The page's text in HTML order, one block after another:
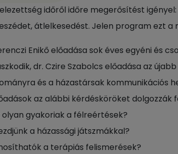
időről időre megerősítést
átlelkesedést. Jelen program ezt a
Enikő előadása sok éves egyéni és
dr. Czire Szabolcs előadása az
és a házastársak kommunikációs
az alábbi kérdésköröket dolgozzák
gyakoriak a félreértések?
a házassági játszmákkal?
a terápiás felismerések?